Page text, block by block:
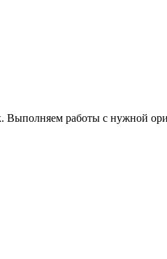
Выполняем работы с нужной